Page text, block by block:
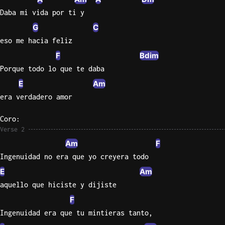
Daba mi vida por ti y
G C
eso me hacia feliz
F Bdim
Porque todo lo que te daba
E Am
era verdadero amor
Coro:
Verse 2
Am F
Ingenuidad no era que yo creyera todo
E Am
aquello que hiciste y dijiste
F
Ingenuidad era que tu mintieras tanto,